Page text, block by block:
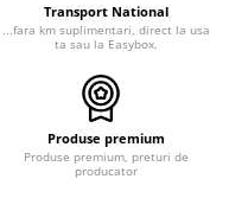
Transport National
...fara km suplimentari, direct la usa
ta sau la Easybox.
Produse premium
Produse premium, preturi de
producator